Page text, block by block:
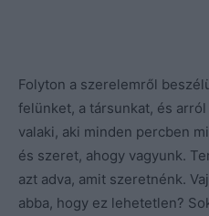
Folyton a szerelemről
felünket, a társunkat, és
valaki, aki minden percben
és szeret, ahogy vagyunk.
azt adva, amit szeretnénk.
abba, hogy ez lehetetlen?